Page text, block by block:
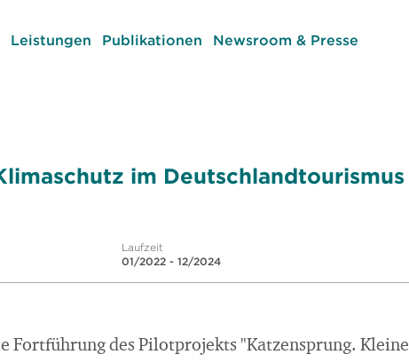
Leistungen Publikationen Newsroom & Presse
im Deutschlandtourismus
Laufzeit
01/2022 - 12/2024
Fortführung des Pilotprojekts "Katzensprung. Kleine